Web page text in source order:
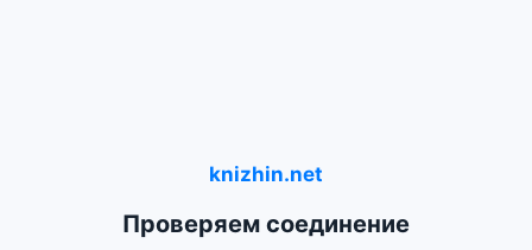
knizhin.net
Проверяем соединение